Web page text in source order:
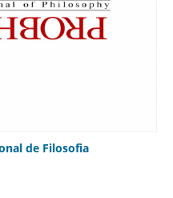
de Filosofia